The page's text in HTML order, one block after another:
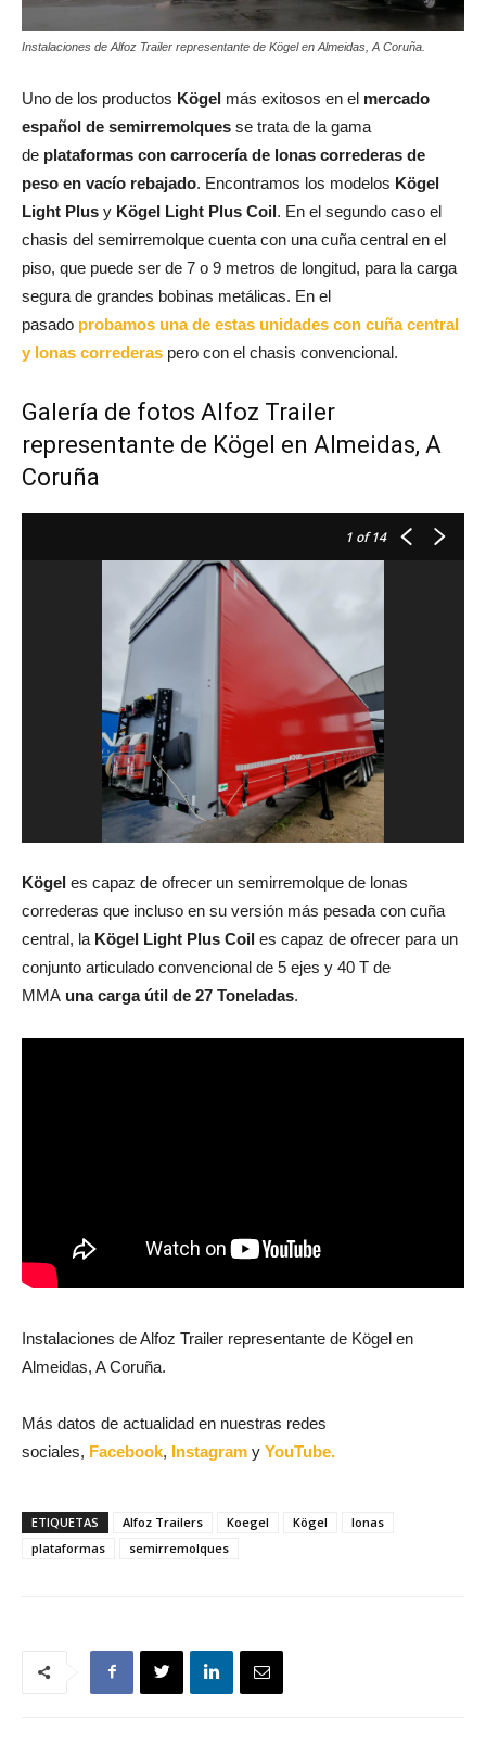
Instalaciones de Alfoz Trailer representante de Kögel en Almeidas, A Coruña.
Uno de los productos Kögel más exitosos en el mercado
español de semirremolques se trata de la gama
de plataformas con carrocería de lonas correderas de
peso en vacío rebajado. Encontramos los modelos Kögel
Light Plus y Kögel Light Plus Coil. En el segundo caso el
chasis del semirremolque cuenta con una cuña central en el
piso, que puede ser de 7 o 9 metros de longitud, para la carga
segura de grandes bobinas metálicas. En el
pasado probamos una de estas unidades con cuña central
y lonas correderas pero con el chasis convencional.
Galería de fotos Alfoz Trailer
representante de Kögel en Almeidas, A
Coruña
1 of 14
Kögel es capaz de ofrecer un semirremolque de lonas
correderas que incluso en su versión más pesada con cuña
central, la Kögel Light Plus Coil es capaz de ofrecer para un
conjunto articulado convencional de 5 ejes y 40 T de
MMA una carga útil de 27 Toneladas.
Instalaciones de Alfoz Trailer representante de Kögel en
Almeidas, A Coruña.
Más datos de actualidad en nuestras redes
sociales, Facebook, Instagram y YouTube.
ETIQUETAS Alfoz Trailers Koegel Kögel
lonas
plataformas
semirremolques